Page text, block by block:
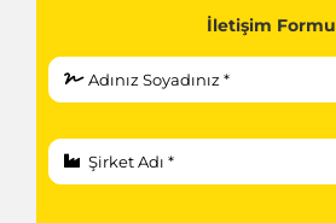
İletişim Formu